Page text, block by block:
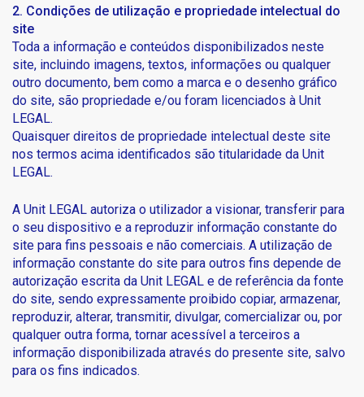
2. Condições de utilização e propriedade intelectual do
site
Toda a informação e conteúdos disponibilizados neste
site, incluindo imagens, textos, informações ou qualquer
outro documento, bem como a marca e o desenho gráfico
do site, são propriedade e/ou foram licenciados à Unit
LEGAL.
Quaisquer direitos de propriedade intelectual deste site
nos termos acima identificados são titularidade da Unit
LEGAL.
A Unit LEGAL autoriza o utilizador a visionar, transferir para
o seu dispositivo e a reproduzir informação constante do
site para fins pessoais e não comerciais. A utilização de
informação constante do site para outros fins depende de
autorização escrita da Unit LEGAL e de referência da fonte
do site, sendo expressamente proibido copiar, armazenar,
reproduzir, alterar, transmitir, divulgar, comercializar ou, por
qualquer outra forma, tornar acessível a terceiros a
informação disponibilizada através do presente site, salvo
para os fins indicados.